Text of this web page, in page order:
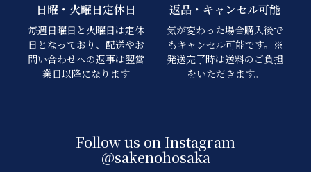
日曜・火曜日定休日
毎週日曜日と火曜日は定休
日となっており、配送やお
問い合わせへの返事は翌営
業日以降になります
返品・キャンセル可能
気が変わった場合購入後で
もキャンセル可能です。※
発送完了時は送料のご負担
をいただきます。
Follow us on Instagram
@sakenohosaka